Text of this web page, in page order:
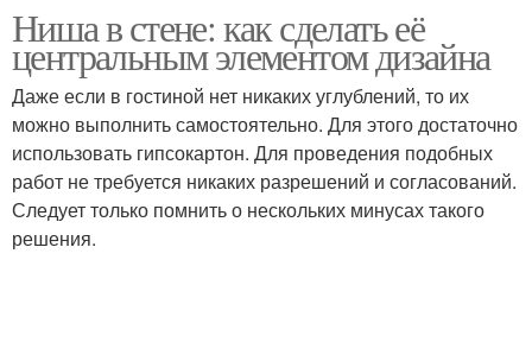
зонировка
Функциональные
варианты
Ниша в стене: как сделать её
центральным элементом дизайна
Даже если в гостиной нет никаких углублений, то их
можно выполнить самостоятельно. Для этого достаточно
использовать гипсокартон. Для проведения подобных
работ не требуется никаких разрешений и согласований.
Следует только помнить о нескольких минусах такого
решения.